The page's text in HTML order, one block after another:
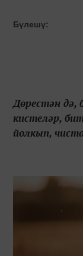
Бүлешү:
Дөрестән дә,
кистеләр,
йолкып,